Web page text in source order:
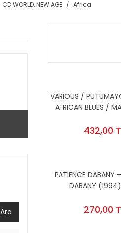
CD WORLD, NEW AGE Africa
Ara
VARIOUS /
AFRICAN BLUES /
KOUDEDE, MUNTU
432,00
PATIENCE DABANY
DABANY
270,00